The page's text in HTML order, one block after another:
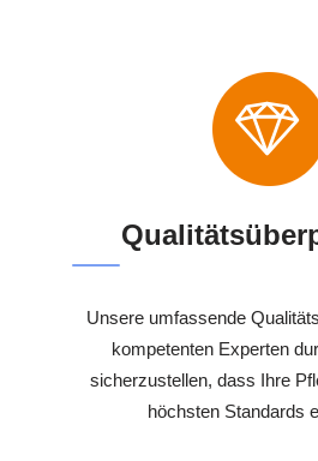
Unsere umfassende
kompetenten Experten
sicherzustellen, dass Ihre
höchsten Standards